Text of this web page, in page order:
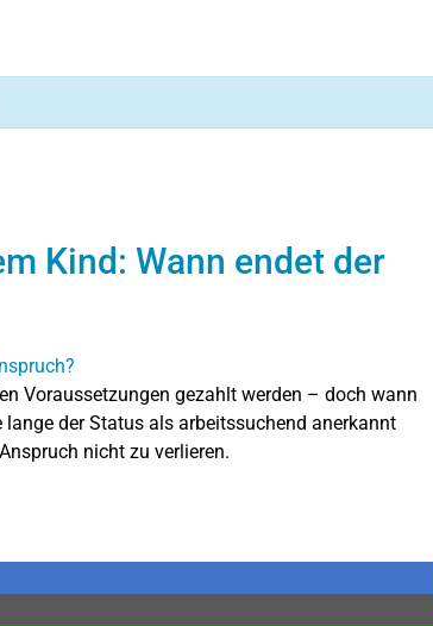
Kind: Wann endet der
Voraussetzungen gezahlt werden – doch wann
der Status als arbeitssuchend anerkannt
nicht zu verlieren.